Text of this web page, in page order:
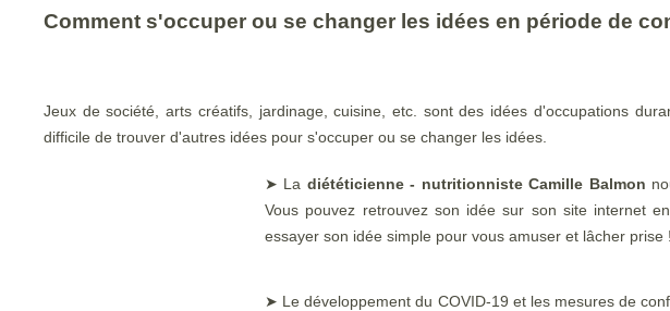
Comment s'occuper ou se changer les idées en période de
Jeux de société, arts créatifs, jardinage, cuisine, etc. sont des idées d'occupations
difficile de trouver d'autres idées pour s'occuper ou se changer les idées.
➤ La diététicienne - nutritionniste Camille Balmon
Vous pouvez retrouvez son idée sur son site internet en
essayer son idée simple pour vous amuser et lâcher prise !
➤ Le développement du COVID-19 et les mesures de